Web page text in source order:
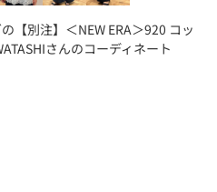
【別注】＜NEW ERA＞920 コッ
さんのコーディネート